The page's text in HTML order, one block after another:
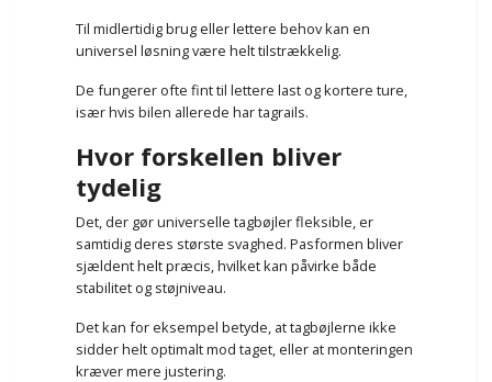
Til midlertidig brug eller lettere behov kan en
universel løsning være helt tilstrækkelig.
De fungerer ofte fint til lettere last og kortere ture,
især hvis bilen allerede har tagrails.
Hvor forskellen bliver
tydelig
Det, der gør universelle tagbøjler fleksible, er
samtidig deres største svaghed. Pasformen bliver
sjældent helt præcis, hvilket kan påvirke både
stabilitet og støjniveau.
Det kan for eksempel betyde, at tagbøjlerne ikke
sidder helt optimalt mod taget, eller at monteringen
kræver mere justering.